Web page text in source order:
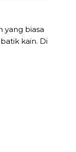
yang biasa
kain. Di